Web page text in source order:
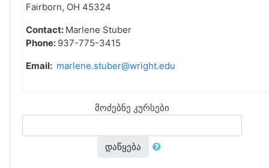
Fairborn, OH 45324
Contact: Marlene Stuber
Phone: 937-775-3415
Email: marlene.stuber@wright.edu
მოძებნე კურსები
დაწყება